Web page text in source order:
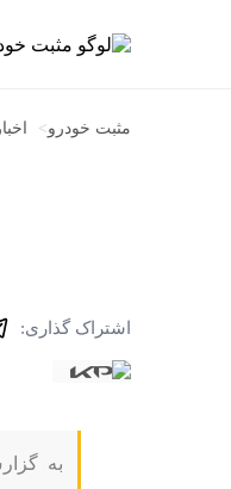
مثبت خودرو>
اشتراک گذاری: